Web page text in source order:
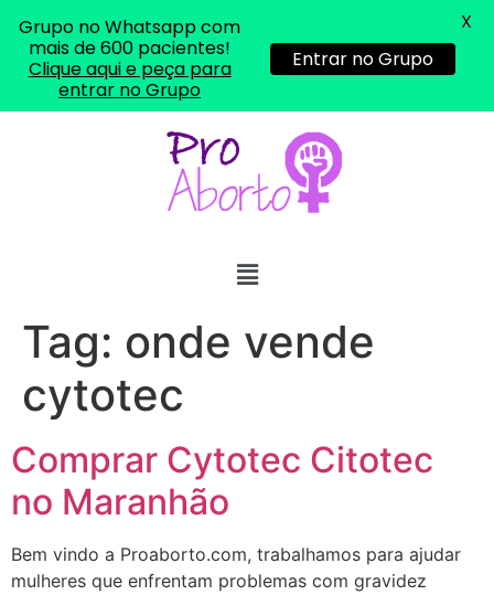
Tag: onde vende
cytotec
Comprar Cytotec Citotec
no Maranhão
Bem vindo a Proaborto.com, trabalhamos para ajudar
mulheres que enfrentam problemas com gravidez
Grupo no Whatsapp com
mais de 600 pacientes!
Clique aqui e peça para
entrar no Grupo
Entrar no Grupo
X